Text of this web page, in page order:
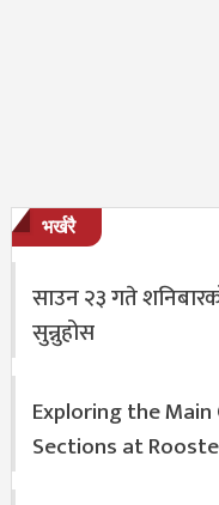
भर्खरै
साउन २३ गते
सुन्नुहोस
Exploring the
Sections at